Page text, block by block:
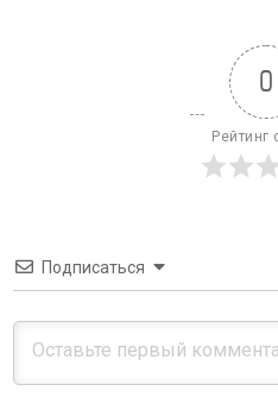
0
Рейтинг
Подписаться